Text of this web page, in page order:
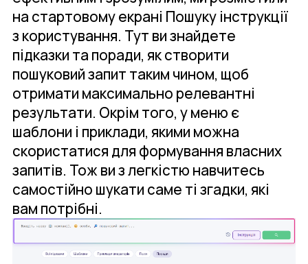
на стартовому екрані Пошуку інструкції
з користування. Тут ви знайдете
підказки та поради, як створити
пошуковий запит таким чином, щоб
отримати максимально релевантні
результати. Окрім того, у меню є
шаблони і приклади, якими можна
скористатися для формування власних
запитів. Тож ви з легкістю навчитесь
самостійно шукати саме ті згадки, які
вам потрібні.